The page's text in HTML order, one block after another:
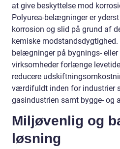
at give beskyttelse mod
Polyurea-belægninger er
korrosion og slid på grund af
kemiske
belægninger på bygnings-
virksomheder forlænge
reducere
værdifuldt inden for industrier
gasindustrien samt bygge- og
Miljøvenlig og
løsning